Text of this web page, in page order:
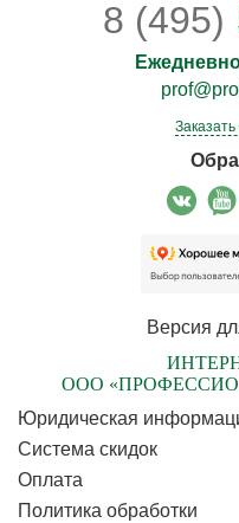
8 (495)
Версия
ООО
Юридическая
Cистема скидок
Оплата
Политика обработки